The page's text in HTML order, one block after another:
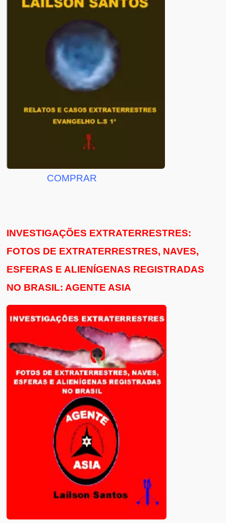
COMPRAR
INVESTIGAÇÕES EXTRATERRESTRES:
FOTOS DE EXTRATERRESTRES, NAVES,
ESFERAS E ALIENÍGENAS REGISTRADAS
NO BRASIL: AGENTE ASIA